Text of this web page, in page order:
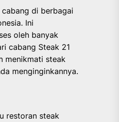
di berbagai
Ini
oleh banyak
cabang Steak 21
menikmati steak
menginginkannya.
restoran steak